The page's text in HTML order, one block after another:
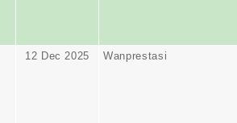
12 Dec 2025 Wanprestasi